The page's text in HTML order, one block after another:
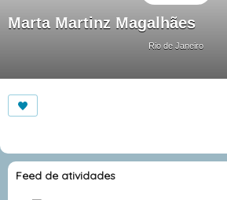
Marta Martinz Magalhães
Rio de Janeiro
Feed de atividades